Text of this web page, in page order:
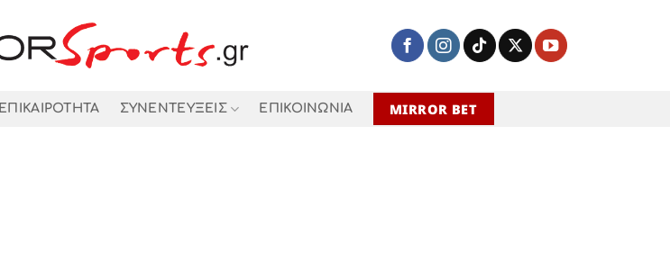
ΕΠΙΚΑΙΡΟΤΗΤΑ ΣΥΝΕΝΤΕΥΞΕΙΣ ΕΠΙΚΟΙΝΩΝΙΑ MIRROR BET